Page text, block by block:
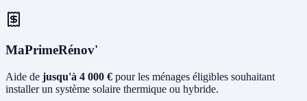
MaPrimeRénov'
Aide de jusqu'à 4 000 € pour les ménages éligibles souhaitant
installer un système solaire thermique ou hybride.